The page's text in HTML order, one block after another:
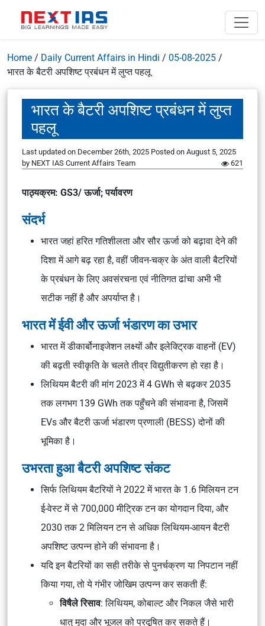
Home / Daily Current Affairs in Hindi / 05-08-2025 /
भारत के बैटरी अपशिष्ट प्रबंधन में लुप्त पहलू
भारत के बैटरी अपशिष्ट प्रबंधन में लुप्त
पहलू
Last updated on December 26th, 2025 Posted on August 5, 2025
by NEXT IAS Current Affairs Team 621
पाठ्यक्रम: GS3/ ऊर्जा; पर्यावरण
संदर्भ
भारत जहां हरित गतिशीलता और सौर ऊर्जा को बढ़ावा देने की
दिशा में आगे बढ़ रहा है, वहीं जीवन-चक्र के अंत वाली बैटरियों
के प्रबंधन के लिए अवसंरचना एवं नीतिगत ढांचा अभी भी
सटीक नहीं है और अपर्याप्त है।
भारत में ईवी और ऊर्जा भंडारण का उभार
भारत में डीकार्बोनाइजेशन लक्ष्यों और इलेक्ट्रिक वाहनों (EV)
की बढ़ती स्वीकृति के चलते तीव्र विद्युतीकरण हो रहा है।
लिथियम बैटरी की मांग 2023 में 4 GWh से बढ़कर 2035
तक लगभग 139 GWh तक पहुँचने की संभावना है, जिसमें
EVs और बैटरी ऊर्जा भंडारण प्रणाली (BESS) दोनों की
भूमिका है।
उभरता हुआ बैटरी अपशिष्ट संकट
सिर्फ लिथियम बैटरियों ने 2022 में भारत के 1.6 मिलियन टन
ई-वेस्ट में से 700,000 मीट्रिक टन का योगदान दिया, और
2030 तक 2 मिलियन टन से अधिक लिथियम-आयन बैटरी
अपशिष्ट उत्पन्न होने की संभावना है।
यदि इन बैटरियों का सही तरीके से पुनर्चक्रण या निपटान नहीं
किया गया, तो ये गंभीर जोखिम उत्पन्न कर सकती हैं:
विषैले रिसाव: लिथियम, कोबाल्ट और निकल जैसे भारी
धातु मृदा और भूजल को प्रदूषित कर सकते हैं।